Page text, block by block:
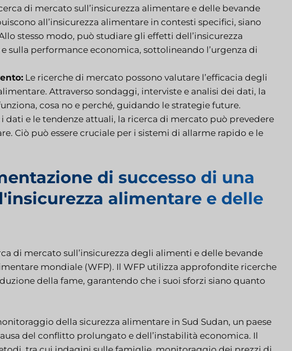
di mercato sull’insicurezza alimentare e delle bevande
all’insicurezza alimentare in contesti specifici, siano
stesso modo, può studiare gli effetti dell’insicurezza
sulla performance economica, sottolineando l’urgenza di
Le ricerche di mercato possono valutare l’efficacia degli
Attraverso sondaggi, interviste e analisi dei dati, la
cosa no e perché, guidando le strategie future.
dati e le tendenze attuali, la ricerca di mercato può prevedere
Ciò può essere cruciale per i sistemi di allarme rapido e le
di successo di una
alimentare e delle
di mercato sull’insicurezza degli alimenti e delle bevande
mondiale (WFP). Il WFP utilizza approfondite ricerche
della fame, garantendo che i suoi sforzi siano quanto
della sicurezza alimentare in Sud Sudan, un paese
del conflitto prolungato e dell’instabilità economica. Il